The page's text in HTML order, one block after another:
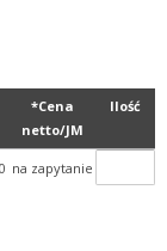
*Cena
netto/JM
Ilość
na zapytanie